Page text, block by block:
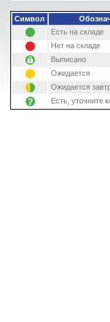
Символ
Есть на складе
Нет на складе
Выписано
Ожидается
Ожидается
Есть, уточните